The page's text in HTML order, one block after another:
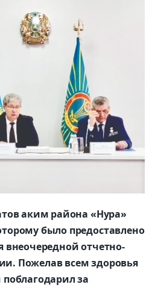
аким района «Нура»
было предоставлено
внеочередной отчетно-
Пожелав всем здоровья
за